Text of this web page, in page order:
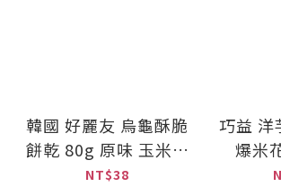
韓國 好麗友 烏龜酥脆
餅乾 80g 原味 玉米濃
湯
NT$38
巧益 洋
爆米